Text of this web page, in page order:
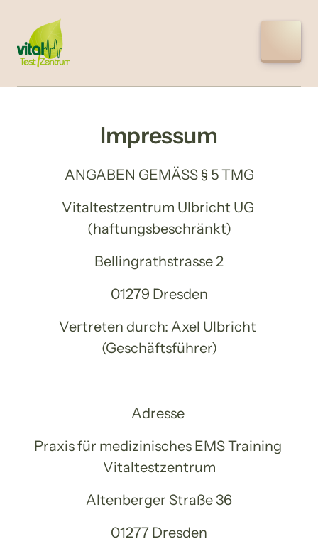
Impressum
ANGABEN GEMÄSS § 5 TMG
Vitaltestzentrum Ulbricht UG
(haftungsbeschränkt)
Bellingrathstrasse 2
01279 Dresden
Vertreten durch: Axel Ulbricht
(Geschäftsführer)
Adresse
Praxis für medizinisches EMS Training
Vitaltestzentrum
Altenberger Straße 36
01277 Dresden